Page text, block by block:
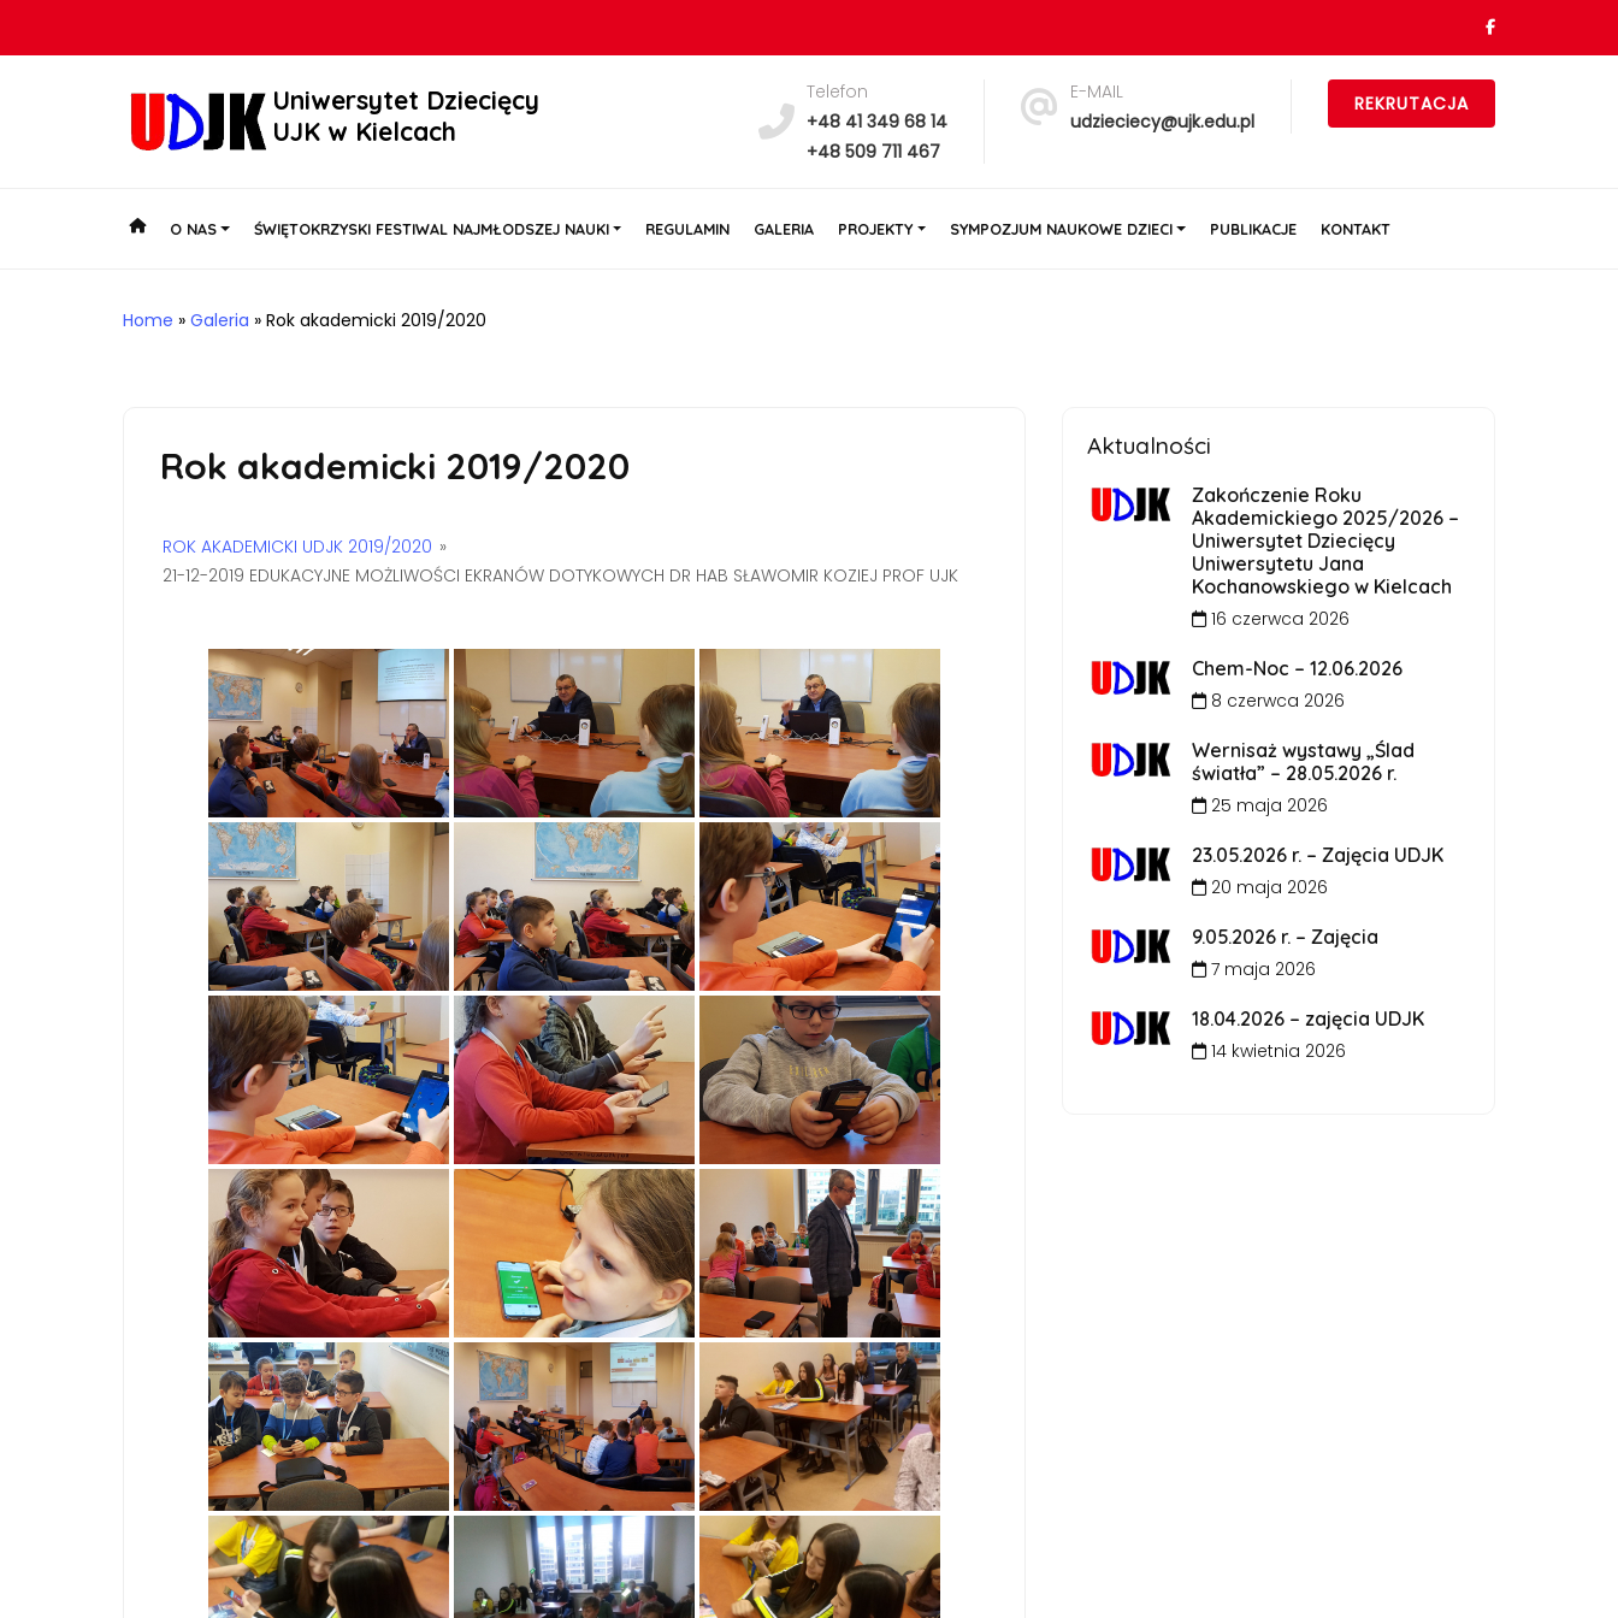
Uniwersytet Dziecięcy
UJK w Kielcach
Telefon
+48 41 349 68 14
+48 509 711 467
E-MAIL
udzieciecy@ujk.edu.pl
REKRUTACJA
O NAS ŚWIĘTOKRZYSKI FESTIWAL NAJMŁODSZEJ NAUKI REGULAMIN GALERIA PROJEKTY SYMPOZJUM NAUKOWE DZIECI PUBLIKACJE KONTAKT
Home » Galeria » Rok akademicki 2019/2020
Rok akademicki 2019/2020
ROK AKADEMICKI UDJK 2019/2020 »
21-12-2019 EDUKACYJNE MOŻLIWOŚCI EKRANÓW DOTYKOWYCH DR HAB SŁAWOMIR KOZIEJ PROF UJK
Aktualności
Zakończenie Roku
Akademickiego 2025/2026 –
Uniwersytet Dziecięcy
Uniwersytetu Jana
Kochanowskiego w Kielcach
16 czerwca 2026
Chem-Noc – 12.06.2026
8 czerwca 2026
Wernisaż wystawy „Ślad
światła” – 28.05.2026 r.
25 maja 2026
23.05.2026 r. – Zajęcia UDJK
20 maja 2026
9.05.2026 r. – Zajęcia
7 maja 2026
18.04.2026 – zajęcia UDJK
14 kwietnia 2026